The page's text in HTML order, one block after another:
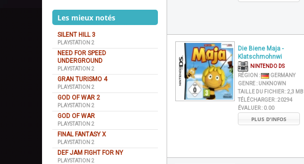
Les mieux notés
SILENT HILL 3
PLAYSTATION 2
NEED FOR SPEED
UNDERGROUND
PLAYSTATION 2
GRAN TURISMO 4
PLAYSTATION 2
GOD OF WAR 2
PLAYSTATION 2
GOD OF WAR
PLAYSTATION 2
FINAL FANTASY X
PLAYSTATION 2
DEF JAM FIGHT FOR NY
PLAYSTATION 2
Die Biene Maja -
Klatschmohnwi
NINTENDO DS
RÉGION :
GERMANY
GENRE : UNKNOWN
TAILLE DU FICHIER :2,3 MB
TÉLÉCHARGER :20294
ÉVALUER : 0.00
PLUS D'INFOS